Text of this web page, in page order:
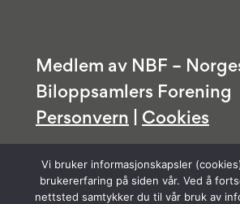
Medlem av NBF –
Biloppsamlers Forening
Personvern
Cookies
Vi bruker informasjonskapsler
brukererfaring på siden vår. Ved å
nettsted samtykker du til vår bruk av